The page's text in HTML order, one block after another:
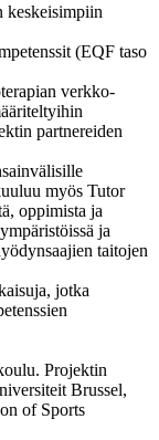
keskeisimpiin
(EQF taso
verkko-
partnereiden
myös Tutor
oppimista ja
ja
taitojen
jotka
Projektin
Brussel,
of Sports